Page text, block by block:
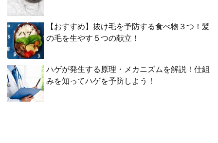
【おすすめ】抜け毛を予防する食べ物３つ！髪
の毛を生やす５つの献立！
ハゲが発生する原理・メカニズムを解説！仕組
みを知ってハゲを予防しよう！